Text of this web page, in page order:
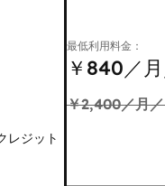
レジット
最低利用料金：
￥840／
￥2,400／月